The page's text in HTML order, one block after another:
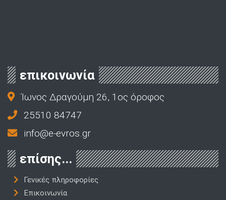
επικοινωνία
Ίωνος Δραγούμη 26, 1ος όροφος
25510 84747
info@e-evros.gr
επίσης...
Γενικές πληροφορίες
Επικοινωνία